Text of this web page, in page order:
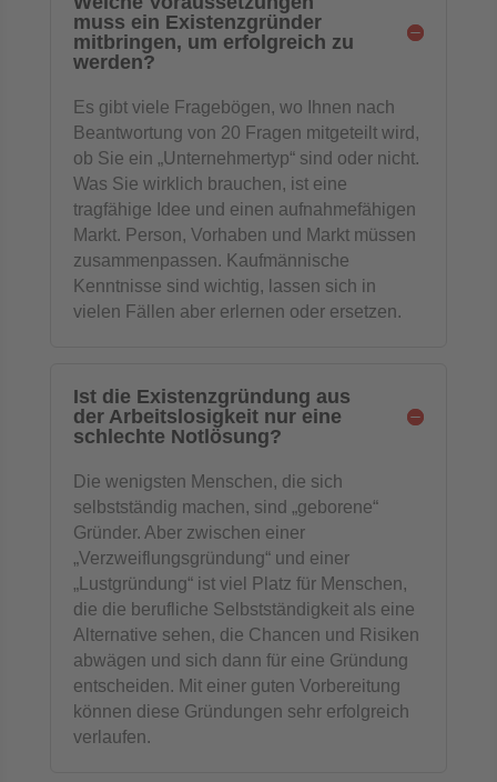
muss ein Existenzgründer
mitbringen, um erfolgreich zu
werden?
Es gibt viele Fragebögen, wo Ihnen nach
Beantwortung von 20 Fragen mitgeteilt wird,
ob Sie ein „Unternehmertyp“ sind oder nicht.
Was Sie wirklich brauchen, ist eine
tragfähige Idee und einen aufnahmefähigen
Markt. Person, Vorhaben und Markt müssen
zusammenpassen. Kaufmännische
Kenntnisse sind wichtig, lassen sich in
vielen Fällen aber erlernen oder ersetzen.
Ist die Existenzgründung aus
der Arbeitslosigkeit nur eine
schlechte Notlösung?
Die wenigsten Menschen, die sich
selbstständig machen, sind „geborene“
Gründer. Aber zwischen einer
„Verzweiflungsgründung“ und einer
„Lustgründung“ ist viel Platz für Menschen,
die die berufliche Selbstständigkeit als eine
Alternative sehen, die Chancen und Risiken
abwägen und sich dann für eine Gründung
entscheiden. Mit einer guten Vorbereitung
können diese Gründungen sehr erfolgreich
verlaufen.